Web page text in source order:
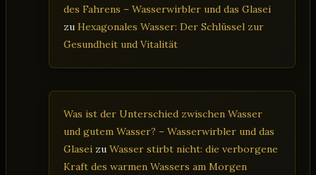
des Fahrens – Wasserwirbler und das Glasei
zu Hexagonales Wasser: Der Schlüssel zur
Gesundheit und Vitalität
Was ist der Unterschied zwischen Wasser
und gutem Wasser? – Wasserwirbler und das
Glasei zu Wasser stirbt nicht: die verborgene
Kraft des warmen Wassers am Morgen